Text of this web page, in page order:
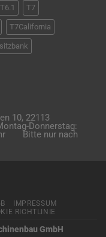
T6.1 T7
T7California
10, 22113
Donnerstag:
Bitte nur nach
IMPRESSUM
RICHTLINIE
GmbH